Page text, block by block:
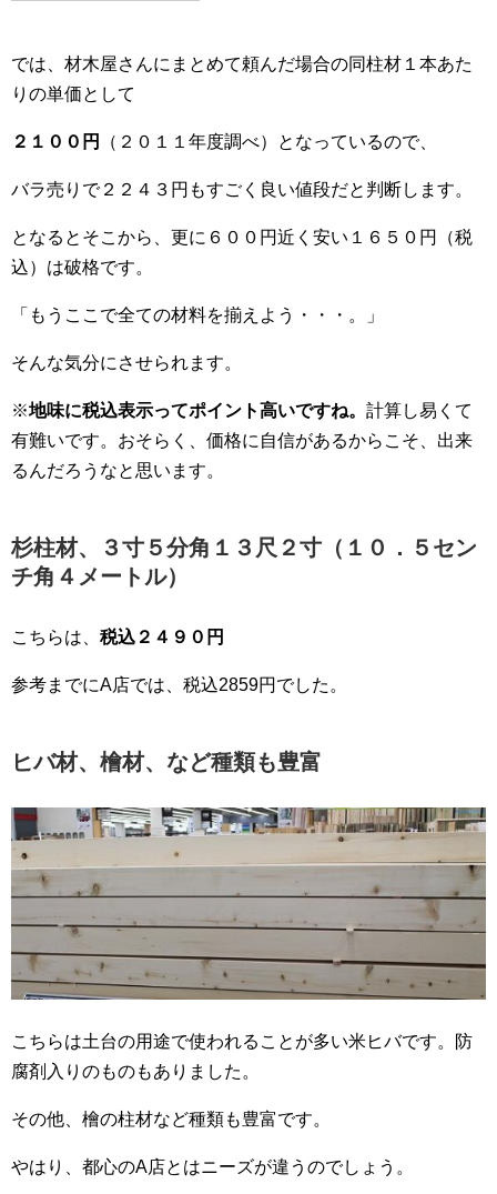
では、材木屋さんにまとめて頼んだ場合の同柱材１本あた
りの単価として
２１００円 （２０１１年度調べ）となっているので、
バラ売りで２２４３円もすごく良い値段だと判断します。
となるとそこから、更に６００円近く安い１６５０円（税
込）は破格です。
「もうここで全ての材料を揃えよう・・・。」
そんな気分にさせられます。
※地味に税込表示ってポイント高いですね。 計算し易くて
有難いです。おそらく、価格に自信があるからこそ、出来
るんだろうなと思います。
杉柱材、３寸５分角１３尺２寸（１０．５セン
チ角４メートル）
こちらは、 税込２４９０円
参考までにA店では、税込2859円でした。
ヒバ材、檜材、など種類も豊富
こちらは土台の用途で使われることが多い米ヒバです。防
腐剤入りのものもありました。
その他、檜の柱材など種類も豊富です。
やはり、都心のA店とはニーズが違うのでしょう。